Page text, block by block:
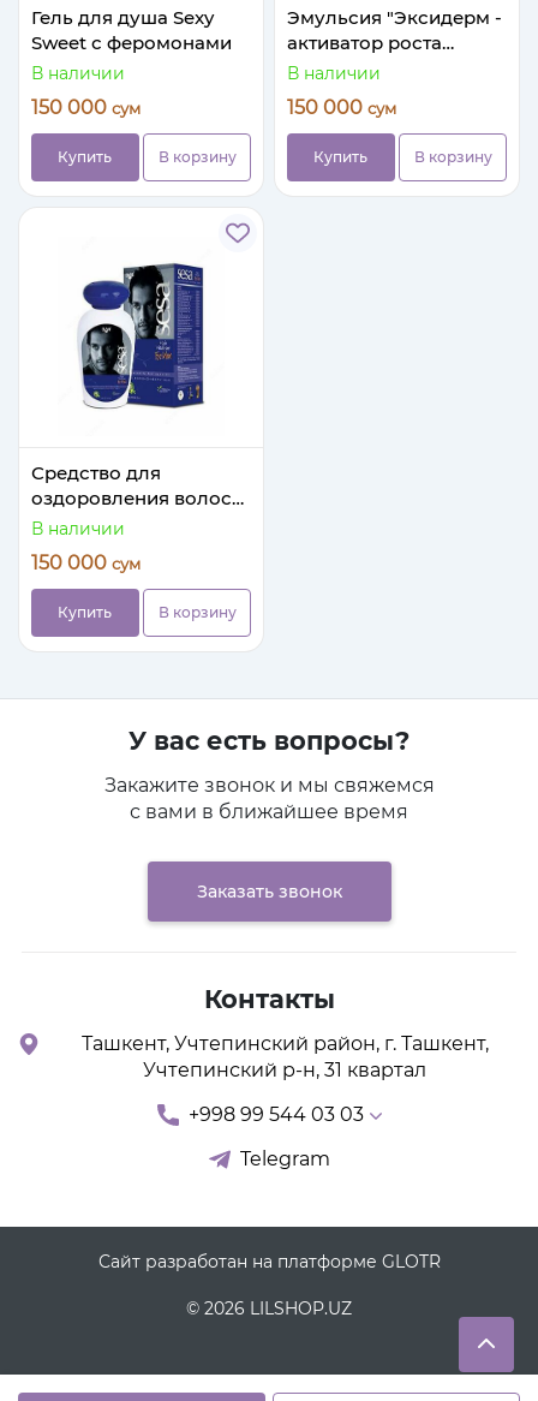
Гель для душа Sexy
Sweet с феромонами
В наличии
150 000 сум
Купить В корзину
Эмульсия "Эксидерм -
активатор роста
волос"
В наличии
150 000 сум
Купить В корзину
Средство для
оздоровления волос
мужское Sesa Hair
Vitaliser For Men
В наличии
150 000 сум
Купить В корзину
У вас есть вопросы?
Закажите звонок и мы свяжемся
с вами в ближайшее время
Заказать звонок
Контакты
Ташкент, Учтепинский район, г. Ташкент,
Учтепинский р-н, 31 квартал
+998 99 544 03 03
Telegram
Сайт разработан на платформе GLOTR
© 2026 LILSHOP.UZ